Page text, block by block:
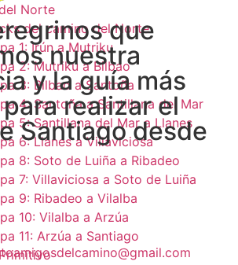
Norte
del camino del Norte
1: Irún a Mutriku
2: Mutriku a Bilbao
3: Bilbao a Santoña
4: Santoña a Santillana del Mar
5: Santillana del Mar a Llanes
6: Llanes a Villaviciosa
8: Soto de Luiña a Ribadeo
7: Villaviciosa a Soto de Luiña
9: Ribadeo a Vilalba
10: Vilalba a Arzúa
11: Arzúa a Santiago
que
nuestra
y la guía más
realizar el
Santiago desde